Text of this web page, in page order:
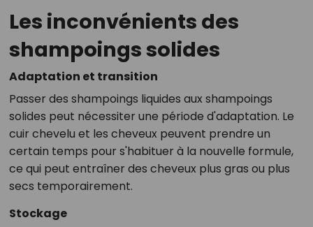
Les inconvénients des
shampoings solides
Adaptation et transition
Passer des shampoings liquides aux shampoings
solides peut nécessiter une période d'adaptation. Le
cuir chevelu et les cheveux peuvent prendre un
certain temps pour s'habituer à la nouvelle formule,
ce qui peut entraîner des cheveux plus gras ou plus
secs temporairement.
Stockage